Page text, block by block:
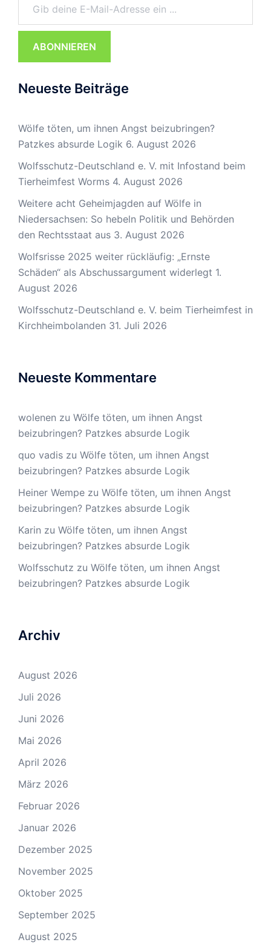
ABONNIEREN
Neueste Beiträge
Wölfe töten, um ihnen Angst beizubringen?
Patzkes absurde Logik 6. August 2026
Wolfsschutz-Deutschland e. V. mit Infostand beim
Tierheimfest Worms 4. August 2026
Weitere acht Geheimjagden auf Wölfe in
Niedersachsen: So hebeln Politik und Behörden
den Rechtsstaat aus 3. August 2026
Wolfsrisse 2025 weiter rückläufig: „Ernste
Schäden“ als Abschussargument widerlegt 1.
August 2026
Wolfsschutz-Deutschland e. V. beim Tierheimfest in
Kirchheimbolanden 31. Juli 2026
Neueste Kommentare
wolenen zu Wölfe töten, um ihnen Angst
beizubringen? Patzkes absurde Logik
quo vadis zu Wölfe töten, um ihnen Angst
beizubringen? Patzkes absurde Logik
Heiner Wempe zu Wölfe töten, um ihnen Angst
beizubringen? Patzkes absurde Logik
Karin zu Wölfe töten, um ihnen Angst
beizubringen? Patzkes absurde Logik
Wolfsschutz zu Wölfe töten, um ihnen Angst
beizubringen? Patzkes absurde Logik
Archiv
August 2026
Juli 2026
Juni 2026
Mai 2026
April 2026
März 2026
Februar 2026
Januar 2026
Dezember 2025
November 2025
Oktober 2025
September 2025
August 2025